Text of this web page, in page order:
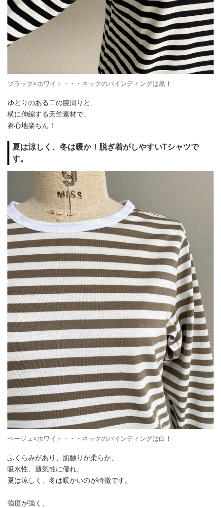
ブラック×ホワイト・・・ネックのバインディングは黒！
ゆとりのある二の腕周りと、
横に伸縮する天竺素材で、
着心地楽ちん！
夏は涼しく、冬は暖か！脱ぎ着がしやすいTシャツで
す。
ベージュ×ホワイト・・・ネックのバインディングは白！
ふくらみがあり、肌触りが柔らか、
吸水性、通気性に優れ、
夏は涼しく、冬は暖かいのが特徴です。
強度が強く、